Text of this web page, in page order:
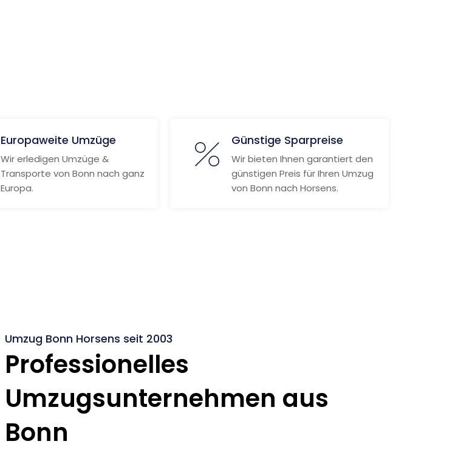
Europaweite Umzüge
Wir erledigen Umzüge &
Transporte von Bonn nach ganz
Europa.
Günstige Sparpreise
Wir bieten Ihnen garantiert den
günstigen Preis für Ihren Umzug
von Bonn nach Horsens.
Umzug Bonn Horsens seit 2003
Professionelles
Umzugsunternehmen aus
Bonn